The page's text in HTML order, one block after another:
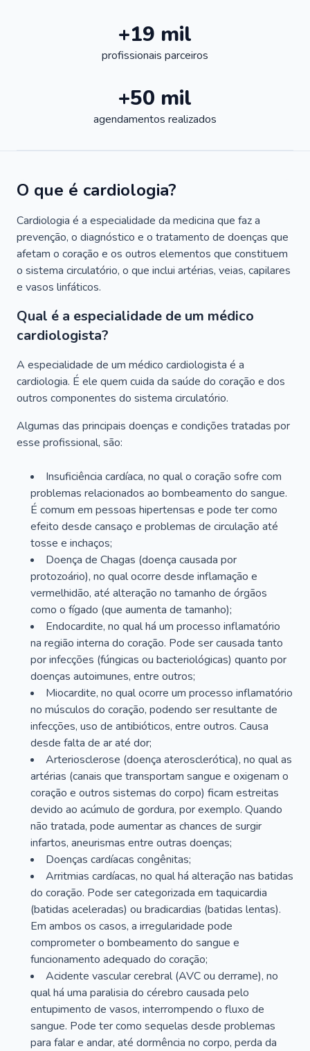
+19 mil
profissionais parceiros
+50 mil
agendamentos realizados
O que é cardiologia?
Cardiologia é a especialidade da medicina que faz a
prevenção, o diagnóstico e o tratamento de doenças que
afetam o coração e os outros elementos que constituem
o sistema circulatório, o que inclui artérias, veias, capilares
e vasos linfáticos.
Qual é a especialidade de um médico
cardiologista?
A especialidade de um médico cardiologista é a
cardiologia. É ele quem cuida da saúde do coração e dos
outros componentes do sistema circulatório.
Algumas das principais doenças e condições tratadas por
esse profissional, são:
Insuficiência cardíaca, no qual o coração sofre com
problemas relacionados ao bombeamento do sangue.
É comum em pessoas hipertensas e pode ter como
efeito desde cansaço e problemas de circulação até
tosse e inchaços;
Doença de Chagas (doença causada por
protozoário), no qual ocorre desde inflamação e
vermelhidão, até alteração no tamanho de órgãos
como o fígado (que aumenta de tamanho);
Endocardite, no qual há um processo inflamatório
na região interna do coração. Pode ser causada tanto
por infecções (fúngicas ou bacteriológicas) quanto por
doenças autoimunes, entre outros;
Miocardite, no qual ocorre um processo inflamatório
no músculos do coração, podendo ser resultante de
infecções, uso de antibióticos, entre outros. Causa
desde falta de ar até dor;
Arteriosclerose (doença aterosclerótica), no qual as
artérias (canais que transportam sangue e oxigenam o
coração e outros sistemas do corpo) ficam estreitas
devido ao acúmulo de gordura, por exemplo. Quando
não tratada, pode aumentar as chances de surgir
infartos, aneurismas entre outras doenças;
Doenças cardíacas congênitas;
Arritmias cardíacas, no qual há alteração nas batidas
do coração. Pode ser categorizada em taquicardia
(batidas aceleradas) ou bradicardias (batidas lentas).
Em ambos os casos, a irregularidade pode
comprometer o bombeamento do sangue e
funcionamento adequado do coração;
Acidente vascular cerebral (AVC ou derrame), no
qual há uma paralisia do cérebro causada pelo
entupimento de vasos, interrompendo o fluxo de
sangue. Pode ter como sequelas desde problemas
para falar e andar, até dormência no corpo, perda da